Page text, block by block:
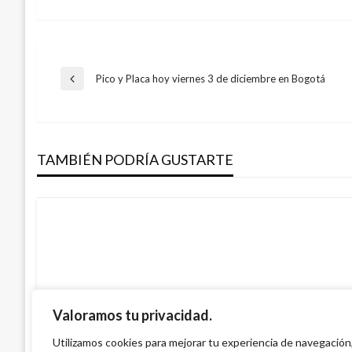
Valoramos tu privacidad.
Utilizamos cookies para mejorar tu experiencia de navegación,
Navegación
entradas
Entrada
Pico y Placa hoy viernes 3 de diciembre en Bogotá
TAMBIÉN PODRÍA GUSTARTE
CORTES DE AGUA
Cortes de agua para este viernes 20 de